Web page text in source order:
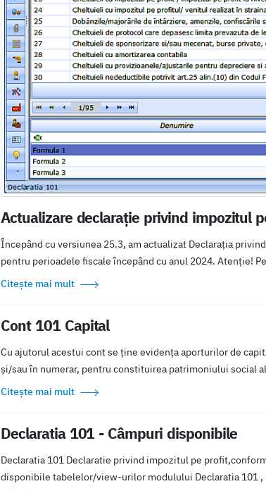
Actualizare declaraţie privind impozitul
Începând cu versiunea 25.3, am actualizat Declaraţia
pentru perioadele fiscale începând cu anul 2024. Atenție!
Citește mai mult
Cont 101 Capital
Cu ajutorul acestui cont se ține evidența aporturilor de
și/sau în numerar, pentru constituirea patrimoniului social
Citește mai mult
Declaratia 101 - Câmpuri disponibile
Declaratia 101 Declaratie privind impozitul pe
disponibile tabelelor/view-urilor modulului Declaratia 101 ,